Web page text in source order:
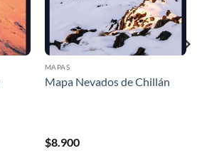
MAPAS
Mapa Nevados de Chillán
$8.900